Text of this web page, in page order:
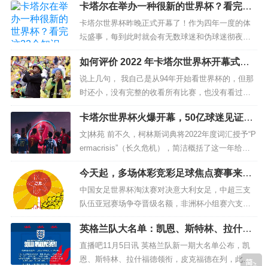
图片来源：国际残奥委会官方微博视频截图
在阿拉伯语中，"Ghanim"一词意味“胜利者”。或许从
噩运降临的那一刻起，穆夫塔便已经下定决心与不
公的命运斗争。
在穆夫塔出生前，很多人建议他的母亲放弃这个孩
子。但父母并没有选择这样做，他们坚定地对彼此
说，“我将是他的左腿，你将是他的右腿”。
在父母的帮助下，穆夫塔学会了用手行走。艰难的
岁月，让他更加懂得珍惜自己所拥有的东西。
波兰赛程是颇为有利，小组赛最后一场才面对阿根
廷，如果前面两场比赛波兰能够拿到足够的积分，
球队最后一轮的胜负就...
卡塔尔在举办一种很新的世界杯？看完这3
2个知识点，我乐了
卡塔尔世界杯昨晚正式开幕了！作为四年一度的体
坛盛事，每到此时就会有无数球迷和伪球迷彻夜狂
欢，为自己pick的球队摇旗呐喊。 但很多同学对这
届卡塔尔世界杯都不太了解！只知道卡塔尔很有
钱、中国队没去、梅西C罗好帅显然不利于大家融入
看球的氛围之中。 所以今天毕...
如何评价 2022 年卡塔尔世界杯开幕式？
和往年的开幕式相比如何？
说上几句， 我自己是从94年开始看世界杯的，但那
时还小，没有完整的收看所有比赛，也没有看过那
届世界杯的开幕式，不具备太多的意义，但也让一
个小男孩了解到了世界杯的魅力如何。真正开始完
整收看了的要从98年法国那次开始。相信也有很多
人第一次的世界...
卡塔尔世界杯火爆开幕，50亿球迷见证世
界新起点
文|林苑 前不久，柯林斯词典将2022年度词汇授予“P
ermacrisis”（长久危机），简洁概括了这一年给人
们带来的困苦与创伤。 大疫三年，体育无法置身事
外。危中有机，从东京奥运会空场举办，到北京冬
奥会逾11万人次线下观赛，再到今夜，首个满场举
办的世界级体育赛事...
今天起，多场体彩竞彩足球焦点赛事来
袭，你pick哪一款？
中国女足世界杯淘汰赛对决意大利女足，中超三支
队伍亚冠赛场争夺晋级名额，非洲杯小组赛六支球
队捉对厮杀……最近两天，多场竞彩足球焦点赛事
将轮番上演。如此眼花缭乱的比赛，你pick哪一...
英格兰队大名单：凯恩、斯特林、拉什福
德领衔，皮克福德在列
直播吧11月5日讯 英格兰队新一期大名单公布，凯
恩、斯特林、拉什福德领衔，皮克福德在列，此前